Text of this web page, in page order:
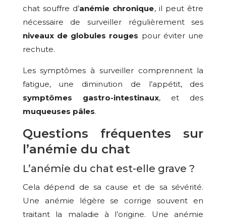
chat souffre d’anémie chronique, il peut être
nécessaire de surveiller régulièrement ses
niveaux de globules rouges pour éviter une
rechute.
Les symptômes à surveiller comprennent la
fatigue, une diminution de l’appétit, des
symptômes gastro-intestinaux, et des
muqueuses pâles.
Questions fréquentes sur
l’anémie du chat
L’anémie du chat est-elle grave ?
Cela dépend de sa cause et de sa sévérité.
Une anémie légère se corrige souvent en
traitant la maladie à l’origine. Une anémie